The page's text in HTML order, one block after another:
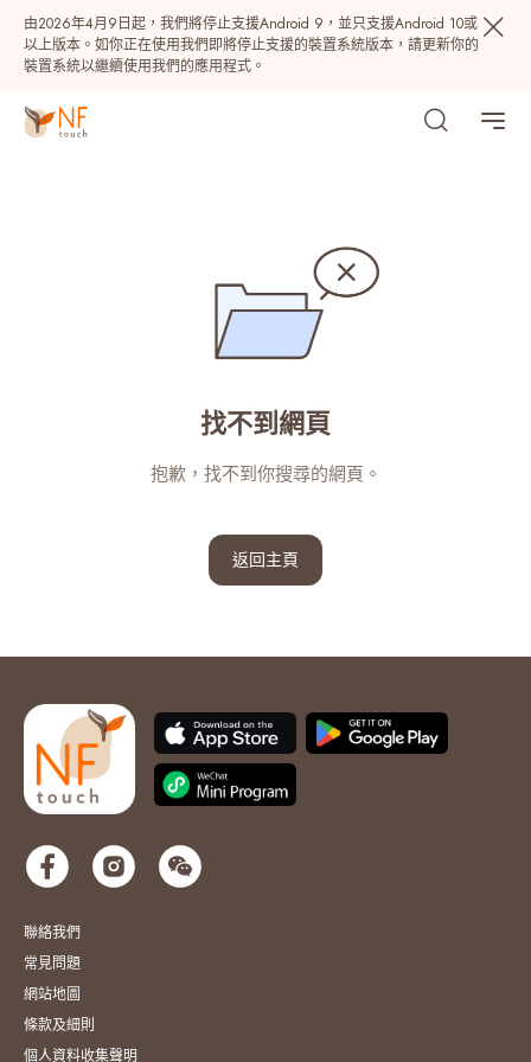
由2026年4月9日起，我們將停止支援Android 9，並只支援Android 10或
以上版本。如你正在使用我們即將停止支援的裝置系統版本，請更新你的
裝置系統以繼續使用我們的應用程式。
NF Points AIRSIDE
找不到網頁
抱歉，找不到你搜尋的網頁。
返回主頁
聯絡我們
常見問題
網站地圖
條款及細則
個人資料收集聲明